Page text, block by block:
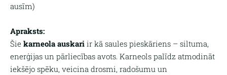
ausīm)
Apraksts:
Šie karneola auskari ir kā saules pieskāriens – siltuma,
enerģijas un pārliecības avots. Karneols palīdz atmodināt
iekšējo spēku, veicina drosmi, radošumu un